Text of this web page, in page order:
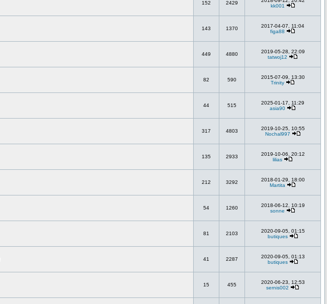
152 2429
kk001
143 1370
2017-04-07, 11:04
figa88
449 4880
2019-05-28, 22:09
tatwoj12
82 590
2015-07-09, 13:30
Trinity
44 515
2025-01-17, 11:29
asia90
317 4803
2019-10-25, 10:55
Nochal997
135 2933
2019-10-06, 20:12
lilias
212 3292
2018-01-29, 18:00
Martita
54 1260
2018-06-12, 10:19
sonne
81 2103
2020-09-05, 01:15
butiques
41 2287
2020-09-05, 01:13
butiques
15 455
2020-06-23, 12:53
sernis002